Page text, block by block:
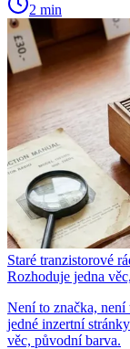
2 min
Staré tranzistorové
Rozhoduje jedna
Není to značka,
jedné inzertní
věc, původní barva.